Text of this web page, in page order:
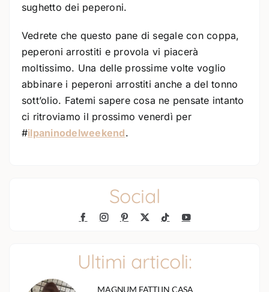
sughetto dei peperoni.
Vedrete che questo pane di segale con coppa,
peperoni arrostiti e provola vi piacerà
moltissimo. Una delle prossime volte voglio
abbinare i peperoni arrostiti anche a del tonno
sott’olio. Fatemi sapere cosa ne pensate intanto
ci ritroviamo il prossimo venerdì per
#ilpaninodelweekend.
Social
Ultimi articoli:
MAGNUM FATTI IN CASA